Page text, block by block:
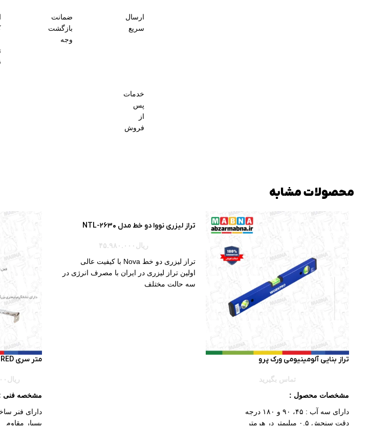
ارسال
سریع
ضمانت
بازگشت
وجه
خدمات
پس
از
فروش
محصولات مشابه
تراز بنایی آلومینیومی ورک پرو
تماس بگیرید
مشخصات محصول :
دارای سه آب : ۴۵، ۹۰ و ۱۸۰ درجه
دقت سنجش ۰.۵ میلیمتر در هرمتر
تراز لیزری نووا دو خط مدل NTL-2630
ریال ۴۵.۹۸۰.۰۰۰
تراز لیزری دو خط Nova با کیفیت عالی
اولین تراز لیزری در ایران با مصرف انرژی در
سه حالت مختلف
متر سری RED ورک پرو
ریال
مشخصه فنی
دارای فنر
بسیار مقاوم